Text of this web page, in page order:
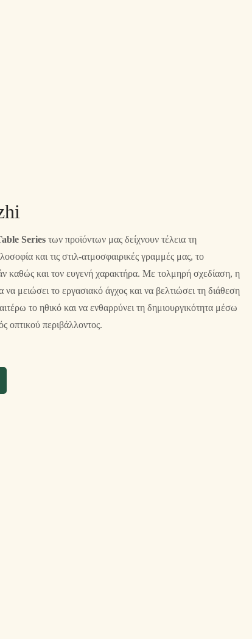
Seriesτων προϊόντων μας δείχνουν τέλεια τη
και τις στιλ-ατμοσφαιρικές γραμμές μας, το
καθώς και τον ευγενή χαρακτήρα. Με τολμηρή σχεδίαση, η
να μειώσει το εργασιακό άγχος και να βελτιώσει τη διάθεση
το ηθικό και να ενθαρρύνει τη δημιουργικότητα μέσω
οπτικού περιβάλλοντος.